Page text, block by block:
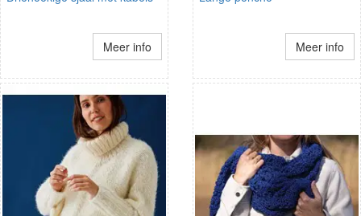
Meer info Meer info